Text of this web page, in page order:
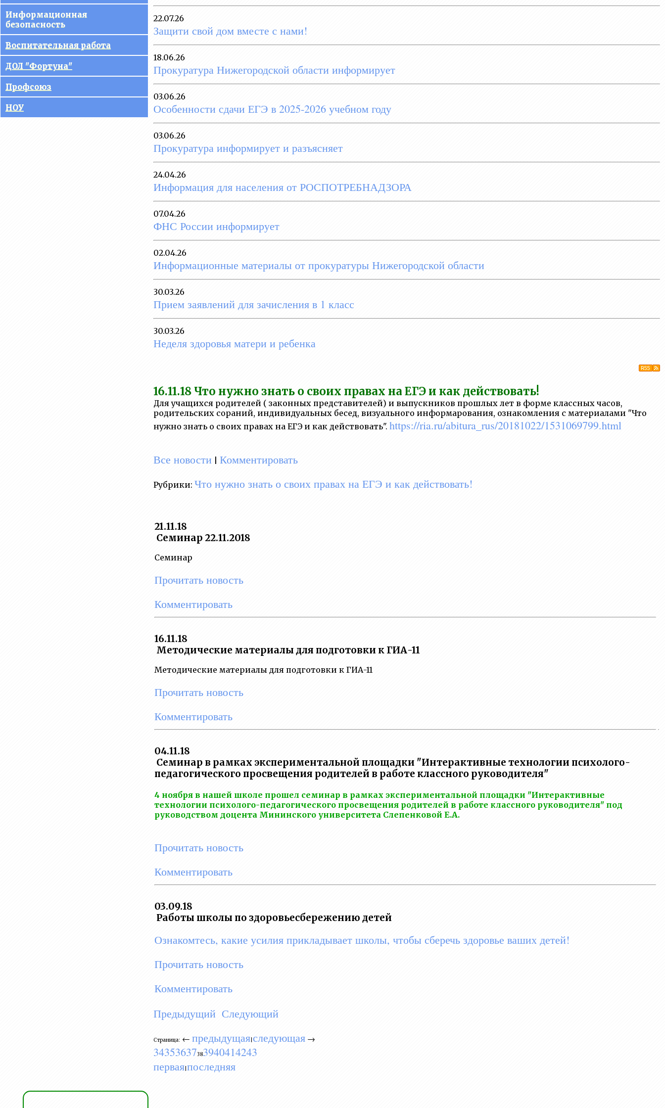
управления
образовательной
организацией
Документы
Образование
Руководство
Педагогический состав
Информационная
безопасность
Воспитательная работа
ДОЛ "Фортуна"
Профсоюз
НОУ
22.07.26
Защити свой дом вместе с нами!
18.06.26
Прокуратура Нижегородской области информирует
03.06.26
Особенности сдачи ЕГЭ в 2025-2026 учебном году
03.06.26
Прокуратура информирует и разъясняет
24.04.26
Информация для населения от РОСПОТРЕБНАДЗОРА
07.04.26
ФНС России информирует
02.04.26
Информационные материалы от прокуратуры Нижегородской области
30.03.26
Прием заявлений для зачисления в 1 класс
30.03.26
Неделя здоровья матери и ребенка
16.11.18 Что нужно знать о своих правах на ЕГЭ и как действовать!
Для учащихся родителей ( законных представителей) и выпускников прошлых лет в форме классных часов,
родительских сораний, индивидуальных бесед, визуального информарования, ознакомления с материалами "Что
нужно знать о своих правах на ЕГЭ и как действовать". https://ria.ru/abitura_rus/20181022/1531069799.html
Все новости Комментировать
Рубрики: Что нужно знать о своих правах на ЕГЭ и как действовать!
21.11.18
Семинар 22.11.2018
Семинар
Прочитать новость
Комментировать
16.11.18
Методические материалы для подготовки к ГИА-11
Методические материалы для подготовки к ГИА-11
Прочитать новость
Комментировать
04.11.18
Cеминар в рамках экспериментальной площадки "Интерактивные технологии психолого-
педагогического просвещения родителей в работе классного руководителя"
4 ноября в нашей школе прошел семинар в рамках экспериментальной площадки "Интерактивные
технологии психолого-педагогического просвещения родителей в работе классного руководителя" под
руководством доцента Мининского университета Слепенковой Е.А.
Прочитать новость
Комментировать
03.09.18
Работы школы по здоровьесбережению детей
Ознакомтесь, какие усилия прикладывает школы, чтобы сберечь здоровье ваших детей!
Прочитать новость
Комментировать
Предыдущий Следующий
Страница: ← предыдущая следующая →
34353637383940414243
перваяпоследняя